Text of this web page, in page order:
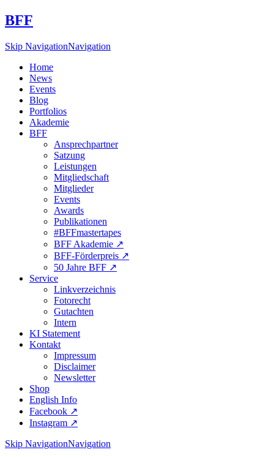
BFF
Skip NavigationNavigation
Home
News
Events
Blog
Portfolios
Akademie
BFF
Ansprechpartner
Satzung
Leistungen
Mitgliedschaft
Mitglieder
Events
Awards
Publikationen
#BFFmastertapes
BFF Akademie ↗︎
BFF-Förderpreis ↗︎
50 Jahre BFF ↗︎
Service
Linkverzeichnis
Fotorecht
Gutachten
Intern
KI Statement
Kontakt
Impressum
Disclaimer
Newsletter
Shop
English Info
Facebook ↗︎
Instagram ↗︎
Skip NavigationNavigation